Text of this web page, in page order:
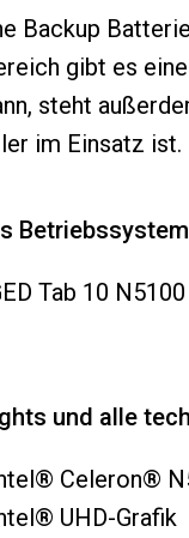
Backup
gibt es
steht
im Einsatz ist.
Tab 10
und alle
Celeron®
UHD-Grafik